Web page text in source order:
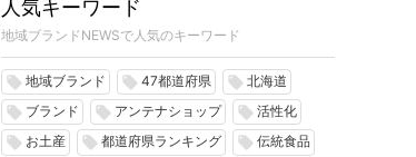
人気キーワード
地域ブランドNEWSで人気のキーワード
local_offer 地域ブランド local_offer 47都道府県 local_offer 北海道
local_offer ブランド local_offer アンテナショップ local_offer 活性化
local_offer お土産 local_offer 都道府県ランキング local_offer 伝統食品